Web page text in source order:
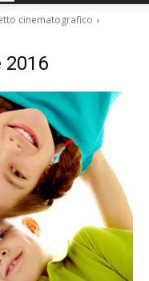
cinematografico
2016